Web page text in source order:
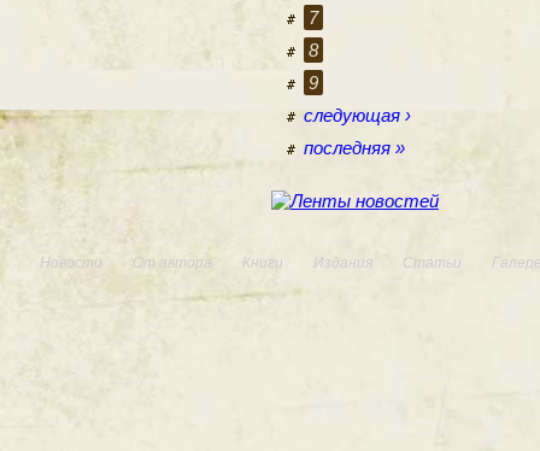
7
8
9
следующая ›
последняя »
Новости От автора Книги Издания Статьи